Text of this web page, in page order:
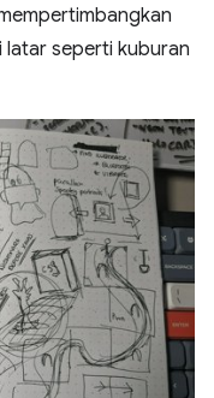
latar seperti kuburan